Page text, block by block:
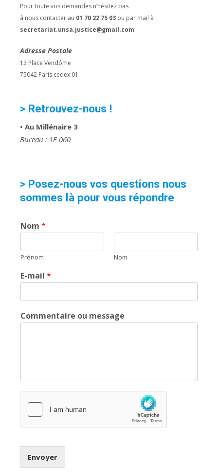
Pour toute vos demandes n’hésitez pas
à nous contacter au 01 70 22 75 03 ou par mail à
secretariat.unsa.justice@gmail.com
Adresse Postale
13 Place Vendôme
75042 Paris cedex 01
> Retrouvez-nous !
• Au Millénaire 3
Bureau : 1E 060
> Posez-nous vos questions nous
sommes là pour vous répondre
Nom *
Prénom Nom
E-mail *
Commentaire ou message
Envoyer